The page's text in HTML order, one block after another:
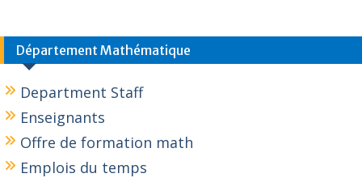
Département Mathématique
Department Staff
Enseignants
Offre de formation math
Emplois du temps